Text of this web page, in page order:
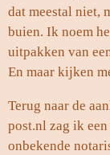
dat meestal niet,
buien. Ik noem
uitpakken van
En maar kijken
Terug naar de
post.nl zag ik
onbekende